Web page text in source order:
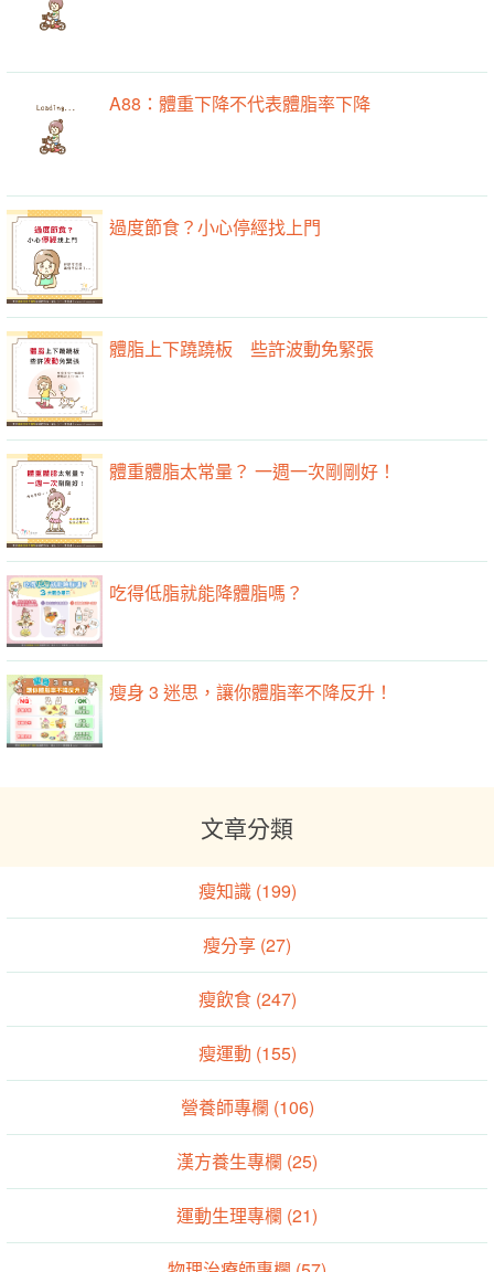
A88：體重下降不代表體脂率下降
過度節食？小心停經找上門
體脂上下蹺蹺板 些許波動免緊張
體重體脂太常量？ 一週一次剛剛好！
吃得低脂就能降體脂嗎？
瘦身 3 迷思，讓你體脂率不降反升！
文章分類
瘦知識 (199)
瘦分享 (27)
瘦飲食 (247)
瘦運動 (155)
營養師專欄 (106)
漢方養生專欄 (25)
運動生理專欄 (21)